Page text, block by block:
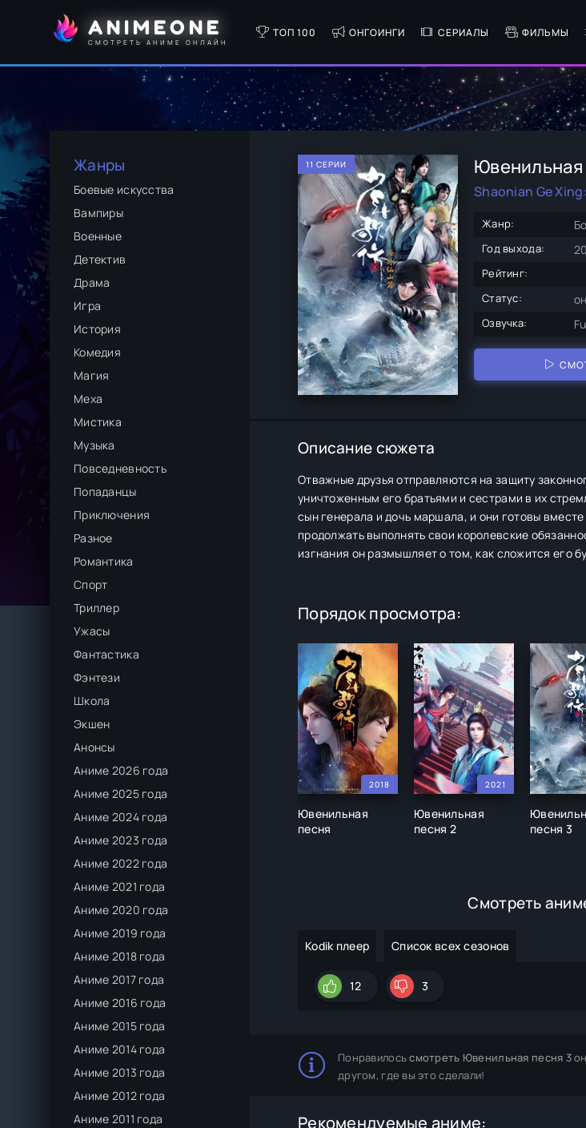
ANIMEONE
СМОТРЕТЬ АНИМЕ ОНЛАЙН
ТОП 100 ОНГОИНГИ СЕРИАЛЫ ФИЛЬМЫ
Жанры
Боевые искусства
Вампиры
Военные
Детектив
Драма
Игра
История
Комедия
Магия
Меха
Мистика
Музыка
Повседневность
Попаданцы
Приключения
Разное
Романтика
Спорт
Триллер
Ужасы
Фантастика
Фэнтези
Школа
Экшен
Анонсы
Аниме 2026 года
Аниме 2025 года
Аниме 2024 года
Аниме 2023 года
Аниме 2022 года
Аниме 2021 года
Аниме 2020 года
Аниме 2019 года
Аниме 2018 года
Аниме 2017 года
Аниме 2016 года
Аниме 2015 года
Аниме 2014 года
Аниме 2013 года
Аниме 2012 года
Аниме 2011 года
11 СЕРИИ Ювенильная
Shaonian Ge
Жанр:
Год выхода:
Рейтинг:
Статус:
Озвучка:
Описание сюжета
Отважные друзья отправляются на защиту
уничтоженным его братьями и сестрами в их
сын генерала и дочь маршала, и они готовы
продолжать выполнять свои королевские
изгнания он размышляет о том, как сложится его
Порядок просмотра:
2018
Ювенильная
песня
2021
Ювенильная
песня 2
песня 3
Смотреть
Kodik плеер Список всех сезонов
12 3
Понравилосьсмотреть Ювенильная песня 3
другом, где вы это сделали!
Рекомендуемые аниме: